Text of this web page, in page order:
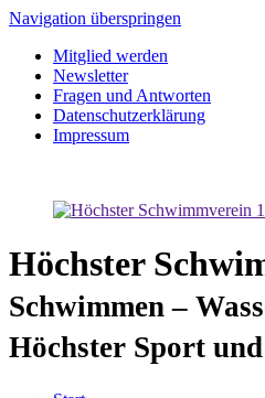
Navigation überspringen
Mitglied werden
Newsletter
Fragen und Antworten
Datenschutzerklärung
Impressum
Höchster
Schwimmen –
Höchster Sport